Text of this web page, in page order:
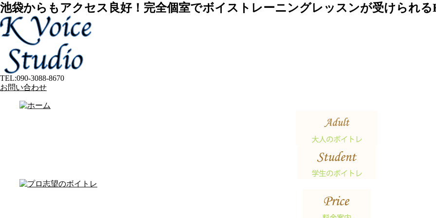
池袋からもアクセス良好！完全個室でボイストレーニングレッスンが受けられ
TEL:090-3088-8670
お問い合わせ